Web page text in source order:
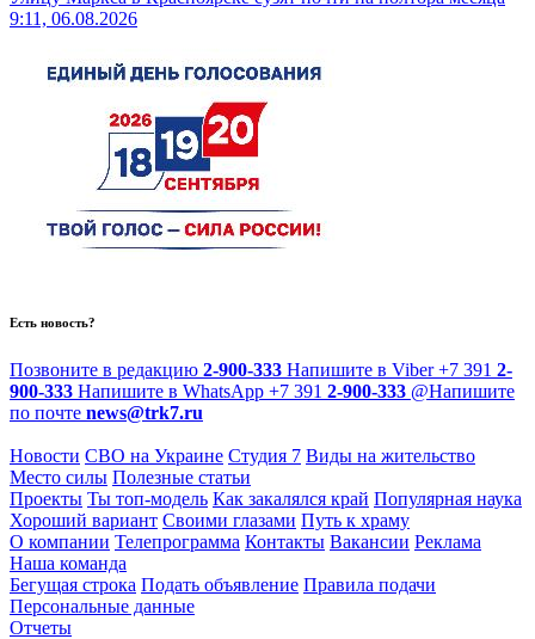
9:11, 06.08.2026
Есть новость?
Позвоните в редакцию 2-900-333 Напишите в Viber +7 391 2-
900-333 Напишите в WhatsApp +7 391 2-900-333 @Напишите
по почте news@trk7.ru
Новости СВО на Украине Студия 7 Виды на жительство
Место силы Полезные статьи
Проекты Ты топ-модель Как закалялся край Популярная наука
Хороший вариант Своими глазами Путь к храму
О компании Телепрограмма Контакты Вакансии Реклама
Наша команда
Бегущая строка Подать объявление Правила подачи
Персональные данные
Отчеты